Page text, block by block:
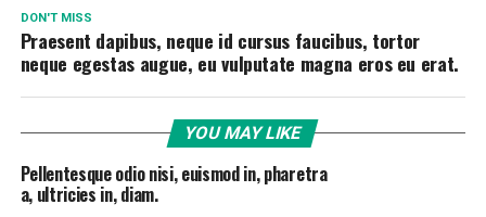
DON'T MISS
Praesent dapibus, neque id cursus faucibus, tortor
neque egestas augue, eu vulputate magna eros eu erat.
YOU MAY LIKE
Pellentesque odio nisi, euismod in, pharetra
a, ultricies in, diam.